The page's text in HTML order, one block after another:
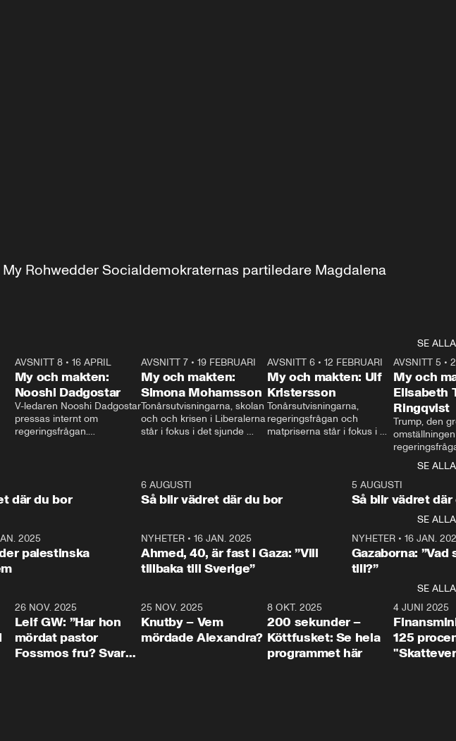
Rohwedder Socialdemokraternas partiledare Magdalena
SE ALLA
AVSNITT 8• 16 APRIL
My och makten:
Nooshi Dadgostar
V-ledaren Nooshi Dadgostar
pressas internt om
regeringsfrågan.
– Vi ställer upp i val. Ska vi
vara med så sitter vi förstås
24:30
AVSNITT 7• 19 FEBRUARI
My och makten:
Simona Mohamsson
Tonårsutvisningarna, skolan
och och krisen i Liberalerna
står i fokus i det sjunde
kommentator My
Rohwedder ställer
utbildnings- och
Mohamsson till svars.
27:30
AVSNITT 6 •12 FEBRUARI
My och makten: Ulf
Kristersson
Tonårsutvisningarna,
regeringsfrågan och
matpriserna står i fokus i
Rohwedder ställer
statsminister Ulf Kristersson
AVSNITT 5 •
My och
Elisabeth
Ringqvist
Trump, den
centrum i
avsnittet av
Makten”. Se
Aftonbladets
Rohwedder
Thand Ring
SE ALLA
där du bor
6 AUGUSTI
Så blir vädret där du bor
5 AUGUSTI
Så blir vädret där
SE ALLA
2025
palestinska
NYHETER• 16 JAN. 2025
Ahmed, 40, är fast i Gaza: ”Vill
tillbaka till Sverige”
NYHETER• 16 JAN.
Gazaborna:
till?”
SE ALLA
26 NOV. 2025
Leif GW: ”Har hon
mördat pastor
Fossmos fru? Svar
31:05
25 NOV. 2025
Knutby – Vem
mördade Alexandra?
4:29
8 OKT. 2025
200 sekunder –
Köttfusket: Se hela
programmet här
4 JUNI 2025
125